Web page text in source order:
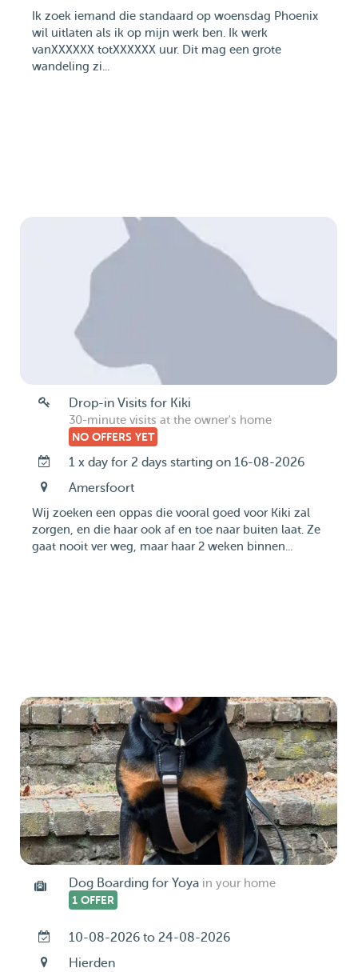
Ik zoek iemand die standaard op woensdag Phoenix
wil uitlaten als ik op mijn werk ben. Ik werk
vanXXXXXX totXXXXXX uur. Dit mag een grote
wandeling zi...
Drop-in Visits for Kiki
30-minute visits at the owner's home
NO OFFERS YET
1 x day for 2 days starting on 16-08-2026
Amersfoort
Wij zoeken een oppas die vooral goed voor Kiki zal
zorgen, en die haar ook af en toe naar buiten laat. Ze
gaat nooit ver weg, maar haar 2 weken binnen...
Dog Boarding for Yoya in your home
1 OFFER
10-08-2026 to 24-08-2026
Hierden